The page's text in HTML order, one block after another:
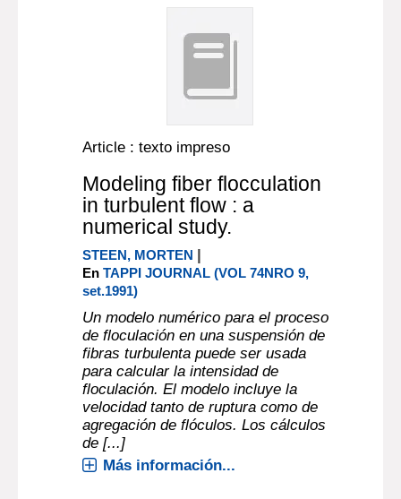
Article : texto impreso
Modeling fiber flocculation
in turbulent flow : a
numerical study.
STEEN, MORTEN |
EnTAPPI JOURNAL (VOL 74NRO 9,
set.1991)
Un modelo numérico para el proceso
de floculación en una suspensión de
fibras turbulenta puede ser usada
para calcular la intensidad de
floculación. El modelo incluye la
velocidad tanto de ruptura como de
agregación de flóculos. Los cálculos
de [...]
Más información...